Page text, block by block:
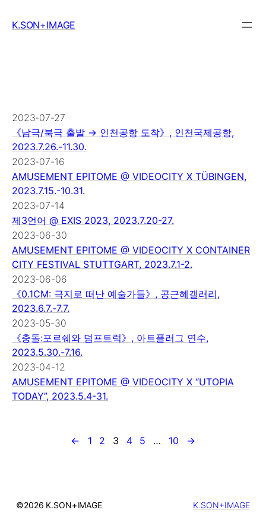
K.SON+IMAGE
2023-07-27
《남극/북극 출발 → 인천공항 도착》, 인천국제공항,
2023.7.26.-11.30.
2023-07-16
AMUSEMENT EPITOME @ VIDEOCITY X TÜBINGEN,
2023.7.15.-10.31.
2023-07-14
제3언어 @ EXIS 2023, 2023.7.20-27.
2023-06-30
AMUSEMENT EPITOME @ VIDEOCITY X CONTAINER
CITY FESTIVAL STUTTGART, 2023.7.1-2.
2023-06-06
《0.1CM: 극지로 떠난 예술가들》, 공근혜갤러리,
2023.6.7.-7.7.
2023-05-30
《충돌:포르쉐와 덤프트럭》, 아트플러그 연수,
2023.5.30.-7.16.
2023-04-12
AMUSEMENT EPITOME @ VIDEOCITY X “UTOPIA
TODAY”, 2023.5.4-31.
← 1 2 3 4 5 … 10 →
©2026 K.SON+IMAGE K.SON+IMAGE